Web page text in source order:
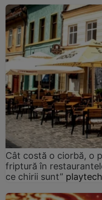
Cât costă o ciorbă, o
friptură în
ce chirii sunt”